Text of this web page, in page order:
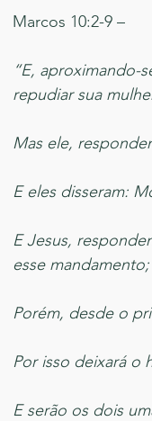
Marcos 10:2-9 –
“E, aproximando-
repudiar sua
Mas ele,
E eles disseram:
E Jesus,
esse mandamento;
Porém, desde o
Por isso deixará o
E serão os dois